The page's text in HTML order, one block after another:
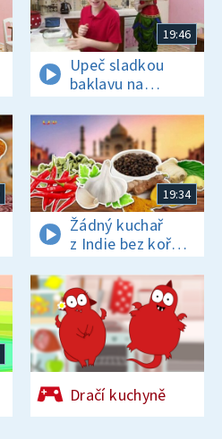
19:46
Upeč sladkou
baklavu na
tureckou oslavu
19:34
Žádný kuchař
z Indie bez koření
nežije!
Dračí kuchyně